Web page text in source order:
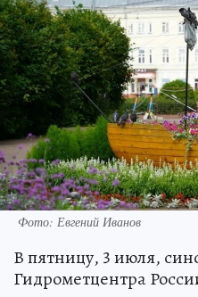
Фото: Евгений Иванов
В пятницу, 3 июля,
Гидрометцентра